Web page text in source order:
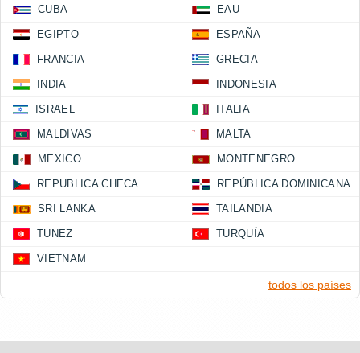
CUBA EAU
EGIPTO ESPAÑA
FRANCIA GRECIA
INDIA INDONESIA
ISRAEL ITALIA
MALDIVAS MALTA
MEXICO MONTENEGRO
REPUBLICA CHECA REPÚBLICA DOMINICANA
SRI LANKA TAILANDIA
TUNEZ TURQUÍA
VIETNAM
todos los países